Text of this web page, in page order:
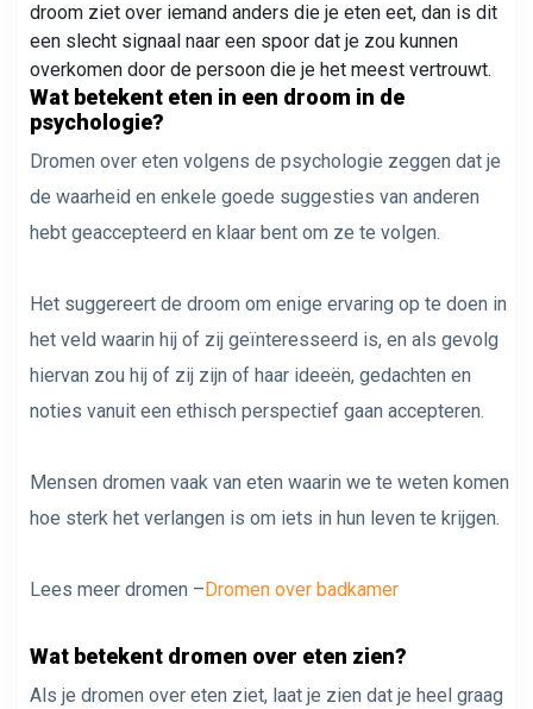
droom ziet over iemand anders die je eten eet, dan is dit
een slecht signaal naar een spoor dat je zou kunnen
overkomen door de persoon die je het meest vertrouwt.
Wat betekent eten in een droom in de
psychologie?
Dromen over eten volgens de psychologie zeggen dat je
de waarheid en enkele goede suggesties van anderen
hebt geaccepteerd en klaar bent om ze te volgen.
Het suggereert de droom om enige ervaring op te doen in
het veld waarin hij of zij geïnteresseerd is, en als gevolg
hiervan zou hij of zij zijn of haar ideeën, gedachten en
noties vanuit een ethisch perspectief gaan accepteren.
Mensen dromen vaak van eten waarin we te weten komen
hoe sterk het verlangen is om iets in hun leven te krijgen.
Lees meer dromen –Dromen over badkamer
Wat betekent dromen over eten zien?
Als je dromen over eten ziet, laat je zien dat je heel graag